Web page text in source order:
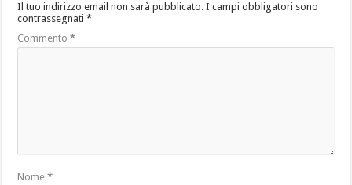
Il tuo indirizzo email non sarà pubblicato. I campi obbligatori sono
contrassegnati*
Commento*
Nome*